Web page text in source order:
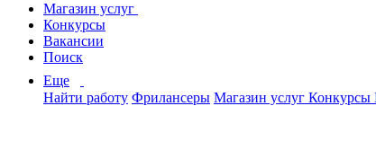
Магазин услуг
Конкурсы
Вакансии
Поиск
Еще
Найти работу Фрилансеры Магазин услуг Конкурсы